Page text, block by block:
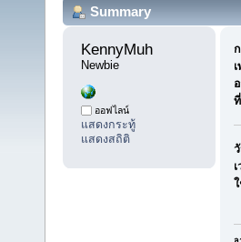
Summary
KennyMuh
Newbie
ออฟไลน์
แสดงกระทู้
แสดงสถิติ